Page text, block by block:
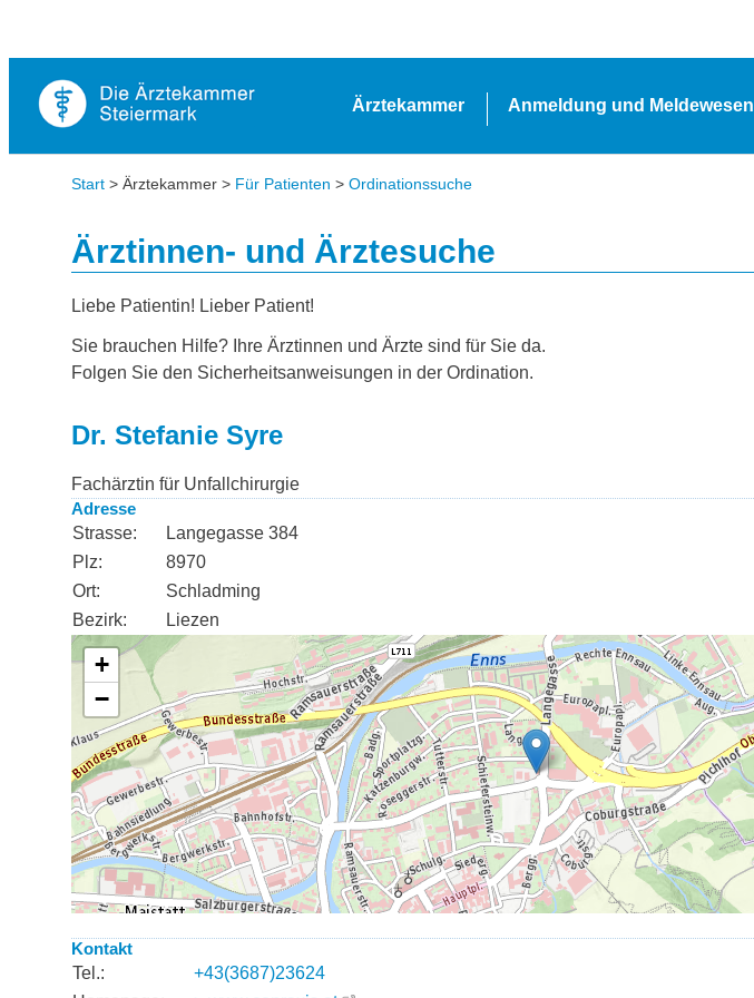
Ärztekammer Anmeldung und Meldewesen
Start > Ärztekammer > Für Patienten > Ordinationssuche
Ärztinnen- und Ärztesuche
Liebe Patientin! Lieber Patient!
Sie brauchen Hilfe? Ihre Ärztinnen und Ärzte sind für Sie da.
Folgen Sie den Sicherheitsanweisungen in der Ordination.
Dr. Stefanie Syre
Fachärztin für Unfallchirurgie
Adresse
Strasse:
Langegasse 384
Plz:
8970
Ort:
Schladming
Bezirk:
Liezen
Kontakt
Tel.:
+43(3687)23624